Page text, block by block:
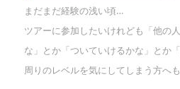
まだまだ経験の浅い頃…
ツアーに参加したいけれども「他の
な」とか「ついていけるかな」とか
周りのレベルを気にしてしまう方へ